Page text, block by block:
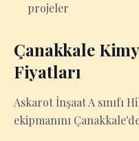
projeler
Çanakkale
Fiyatları
Askarot İnşaat A sınıfı
ekipmanını